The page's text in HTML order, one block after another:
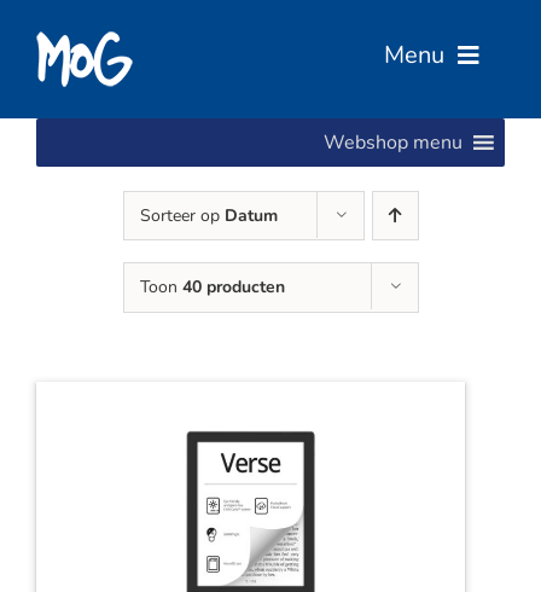
inhoud
Menu
Services
Webshop menu
Sorteer op Datum
Toon 40 producten